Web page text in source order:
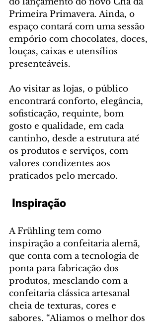
Primeira Primavera. Ainda, o
espaço contará com uma sessão
empório com chocolates, doces,
louças, caixas e utensílios
presenteáveis.
Ao visitar as lojas, o público
encontrará conforto, elegância,
sofisticação, requinte, bom
gosto e qualidade, em cada
cantinho, desde a estrutura até
os produtos e serviços, com
valores condizentes aos
praticados pelo mercado.
Inspiração
A Frühling tem como
inspiração a confeitaria alemã,
que conta com a tecnologia de
ponta para fabricação dos
produtos, mesclando com a
confeitaria clássica artesanal
cheia de texturas, cores e
sabores. “Aliamos o melhor dos